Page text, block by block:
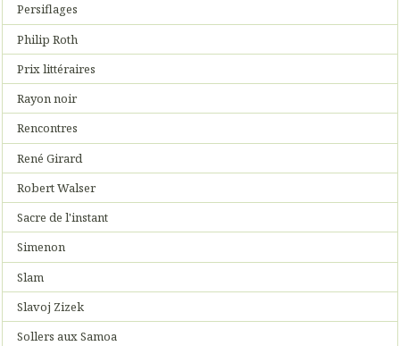
Persiflages
Philip Roth
Prix littéraires
Rayon noir
Rencontres
René Girard
Robert Walser
Sacre de l'instant
Simenon
Slam
Slavoj Zizek
Sollers aux Samoa